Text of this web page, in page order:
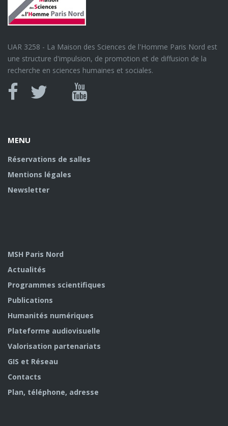
UAR 3258 - La Maison des Sciences de l'Homme Paris Nord est
une structure d'impulsion, de promotion et de diffusion de la
recherche en sciences humaines et sociales.
Canal
MENU
Réservations de salles
Mentions légales
Newsletter
MSH Paris Nord
Actualités
Programmes scientifiques
Publications
Humanités numériques
Plateforme audiovisuelle
Valorisation partenariats
GIS et Réseau
Contacts
Plan, téléphone, adresse